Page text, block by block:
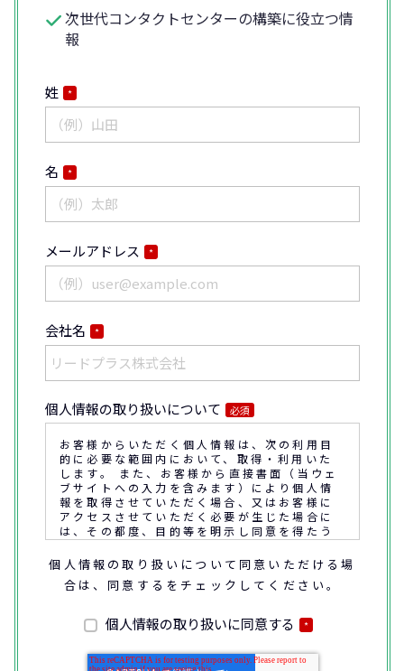
次世代コンタクトセンターの構築に役立つ情
報
姓 *
名 *
メールアドレス *
会社名 *
個人情報の取り扱いについて 必須
お客様からいただく個人情報は、次の利用目
的に必要な範囲内において、取得・利用いた
します。 また、お客様から直接書面（当ウェ
ブサイトへの入力を含みます）により個人情
報を取得させていただく場合、又はお客様に
アクセスさせていただく必要が生じた場合に
は、その都度、目的等を明示し同意を得たう
えで取得又はアクセスさせていただきます。
なお、通話内容の確認や応対品質の評価・研
客様との通話内容を書面、音声又は電子的方
法により記録させていただくことがありま
個人情報の取り扱いについて同意いただける場
合は、同意するをチェックしてください。
個人情報の取り扱いに同意する *